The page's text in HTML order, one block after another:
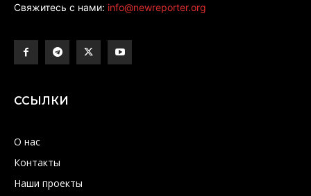
Свяжитесь с нами: info@newreporter.org
ССЫЛКИ
О нас
Контакты
Наши проекты